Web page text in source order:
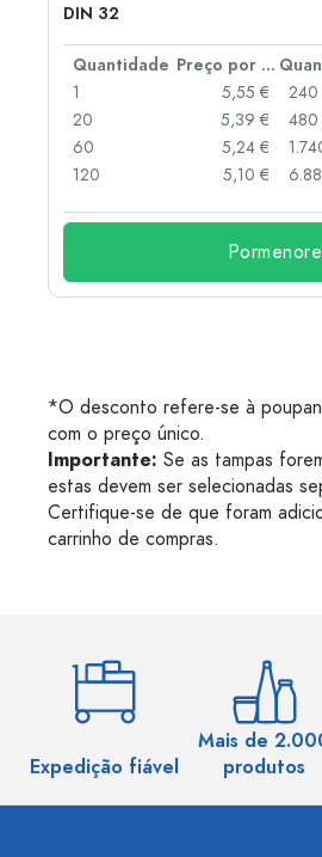
DIN 32
Quantidade Preço por peça
1
5,55 €
20
5,39 €
60
5,24 €
120
5,10 €
240
480
*O desconto refere-se à
com o preço único.
Importante: Se as tampas
estas devem ser selecionadas
Certifique-se de que foram
carrinho de compras.
Expedição fiável
Mais de
produtos